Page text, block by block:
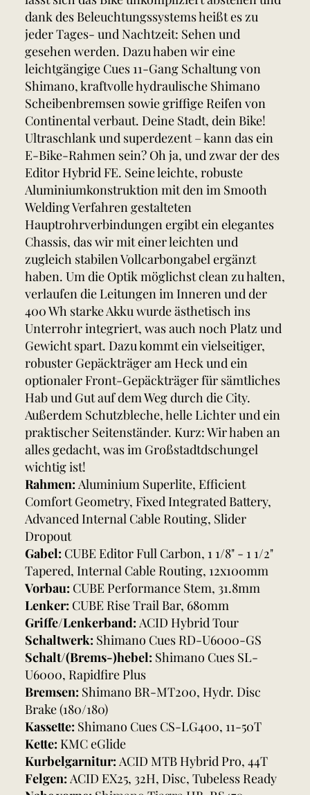
dank des Beleuchtungssystems heißt es zu
jeder Tages- und Nachtzeit: Sehen und
gesehen werden. Dazu haben wir eine
leichtgängige Cues 11-Gang Schaltung von
Shimano, kraftvolle hydraulische Shimano
Scheibenbremsen sowie griffige Reifen von
Continental verbaut. Deine Stadt, dein Bike!
Ultraschlank und superdezent – kann das ein
E-Bike-Rahmen sein? Oh ja, und zwar der des
Editor Hybrid FE. Seine leichte, robuste
Aluminiumkonstruktion mit den im Smooth
Welding Verfahren gestalteten
Hauptrohrverbindungen ergibt ein elegantes
Chassis, das wir mit einer leichten und
zugleich stabilen Vollcarbongabel ergänzt
haben. Um die Optik möglichst clean zu halten,
verlaufen die Leitungen im Inneren und der
400 Wh starke Akku wurde ästhetisch ins
Unterrohr integriert, was auch noch Platz und
Gewicht spart. Dazu kommt ein vielseitiger,
robuster Gepäckträger am Heck und ein
optionaler Front-Gepäckträger für sämtliches
Hab und Gut auf dem Weg durch die City.
Außerdem Schutzbleche, helle Lichter und ein
praktischer Seitenständer. Kurz: Wir haben an
alles gedacht, was im Großstadtdschungel
wichtig ist!
Rahmen: Aluminium Superlite, Efficient
Comfort Geometry, Fixed Integrated Battery,
Advanced Internal Cable Routing, Slider
Dropout
Gabel: CUBE Editor Full Carbon, 1 1/8" - 1 1/2"
Tapered, Internal Cable Routing, 12x100mm
Vorbau: CUBE Performance Stem, 31.8mm
Lenker: CUBE Rise Trail Bar, 680mm
Griffe/Lenkerband: ACID Hybrid Tour
Schaltwerk: Shimano Cues RD-U6000-GS
Schalt/(Brems-)hebel: Shimano Cues SL-
U6000, Rapidfire Plus
Bremsen: Shimano BR-MT200, Hydr. Disc
Brake (180/180)
Kassette: Shimano Cues CS-LG400, 11-50T
Kette: KMC eGlide
Kurbelgarnitur: ACID MTB Hybrid Pro, 44T
Felgen: ACID EX25, 32H, Disc, Tubeless Ready